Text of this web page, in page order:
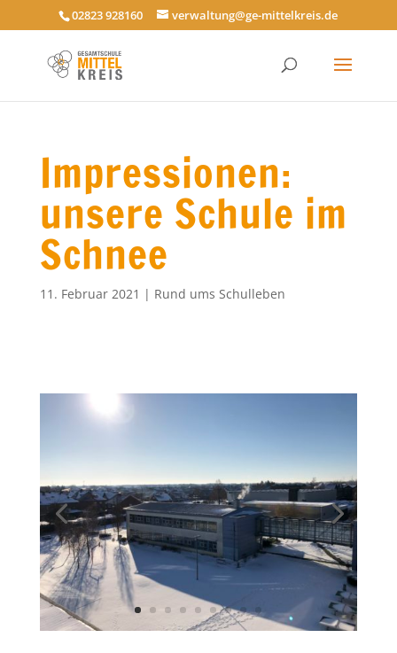
02823 928160 verwaltung@ge-mittelkreis.de
Impressionen:
unsere Schule im
Schnee
11. Februar 2021 | Rund ums Schulleben